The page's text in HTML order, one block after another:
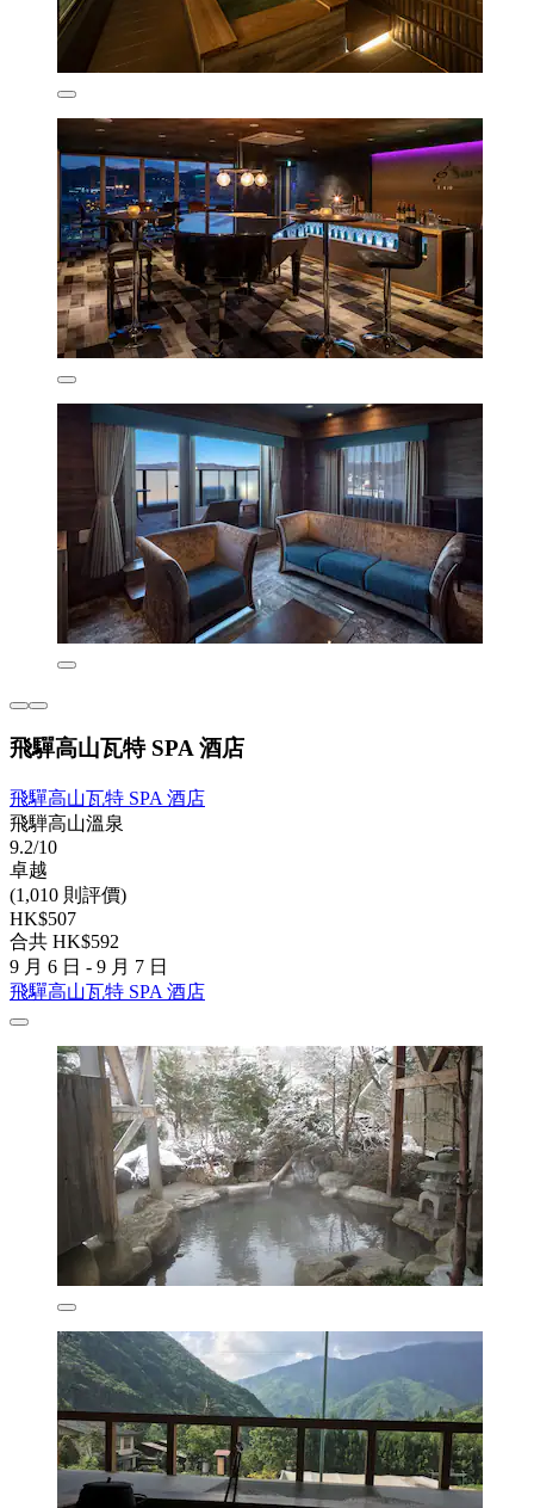
飛驒高山瓦特 SPA 酒店
飛驒高山瓦特 SPA 酒店
飛騨高山溫泉
9.2/10
卓越
(1,010 則評價)
HK$507
合共 HK$592
9 月 6 日 - 9 月 7 日
飛驒高山瓦特 SPA 酒店